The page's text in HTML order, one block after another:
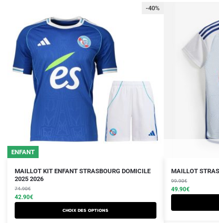
ENFANT
-40%
MAILLOT KIT ENFANT STRASBOURG DOMICILE
2025 2026
74.90€
Le
prix
initial
était :
42.90€
Le
prix
actuel
est :
Choix des options
Ce
produit
a
plusieurs
variations.
MAILLOT
99.90€
Le
prix
initial
était :
49.90€
Le
prix
actuel
est :
Ce
produit
a